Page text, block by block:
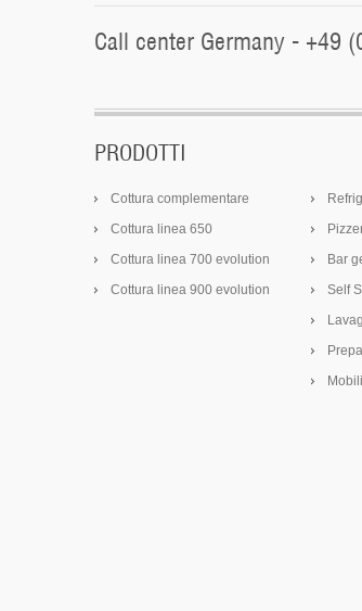
Call center Germany - +49
PRODOTTI
Cottura complementare
Cottura linea 650
Cottura linea 700 evolution
Cottura linea 900 evolution
Bar
Self